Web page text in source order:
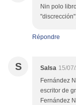
Nin polo
Répondre
S Salsa 15/
Fernández
escritor de
Fernández